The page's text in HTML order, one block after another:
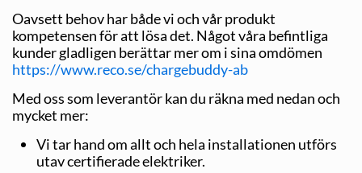
Oavsett behov har både vi och vår produkt
kompetensen för att lösa det. Något våra befintliga
kunder gladligen berättar mer om i sina omdömen
https://www.reco.se/chargebuddy-ab
Med oss som leverantör kan du räkna med nedan och
mycket mer:
Vi tar hand om allt och hela installationen utförs
utav certifierade elektriker.